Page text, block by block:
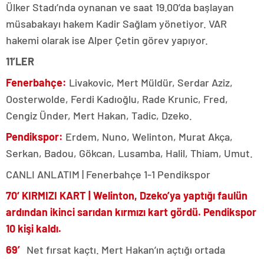
Ülker Stadı’nda oynanan ve saat 19.00’da başlayan
müsabakayı hakem Kadir Sağlam yönetiyor. VAR
hakemi olarak ise Alper Çetin görev yapıyor.
11’LER
Fenerbahçe: Livakovic, Mert Müldür, Serdar Aziz,
Oosterwolde, Ferdi Kadıoğlu, Rade Krunic, Fred,
Cengiz Ünder, Mert Hakan, Tadic, Dzeko.
Pendikspor: Erdem, Nuno, Welinton, Murat Akça,
Serkan, Badou, Gökcan, Lusamba, Halil, Thiam, Umut.
CANLI ANLATIM | Fenerbahçe 1-1 Pendikspor
70‘ KIRMIZI KART | Welinton, Dzeko’ya yaptığı faulün
ardından ikinci sarıdan kırmızı kart gördü. Pendikspor
10 kişi kaldı.
69′ Net fırsat kaçtı. Mert Hakan’ın açtığı ortada